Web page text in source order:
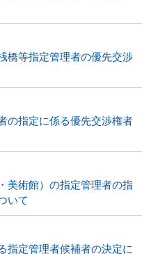
橋等指定管理者の優先交渉
の指定に係る優先交渉権者
美術館）の指定管理者の指
いて
指定管理者候補者の決定に